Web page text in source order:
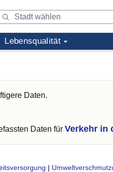
Lebensqualität
Daten.
Daten für Verkehr in
|